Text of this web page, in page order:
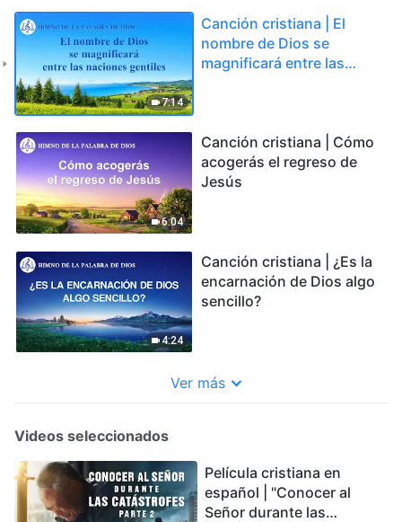
7:14
Canción cristiana | El
nombre de Dios se
magnificará entre las
6:04
Canción cristiana | Cómo
acogerás el regreso de
Jesús
4:24
Canción cristiana | ¿Es la
encarnación de Dios algo
sencillo?
Ver más
Videos seleccionados
Película cristiana en
español | "Conocer al
Señor durante las